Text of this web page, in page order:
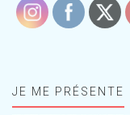
JE ME PRÉSENTE